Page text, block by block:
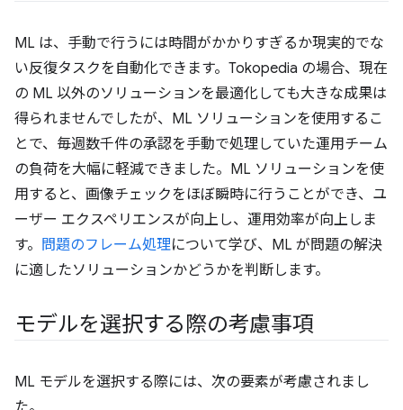
ML は、手動で行うには時間がかかりすぎるか現実的でな
い反復タスクを自動化できます。Tokopedia の場合、現在
の ML 以外のソリューションを最適化しても大きな成果は
得られませんでしたが、ML ソリューションを使用するこ
とで、毎週数千件の承認を手動で処理していた運用チーム
の負荷を大幅に軽減できました。ML ソリューションを使
用すると、画像チェックをほぼ瞬時に行うことができ、ユ
ーザー エクスペリエンスが向上し、運用効率が向上しま
す。 問題のフレーム処理について学び、ML が問題の解決
に適したソリューションかどうかを判断します。
モデルを選択する際の考慮事項
ML モデルを選択する際には、次の要素が考慮されまし